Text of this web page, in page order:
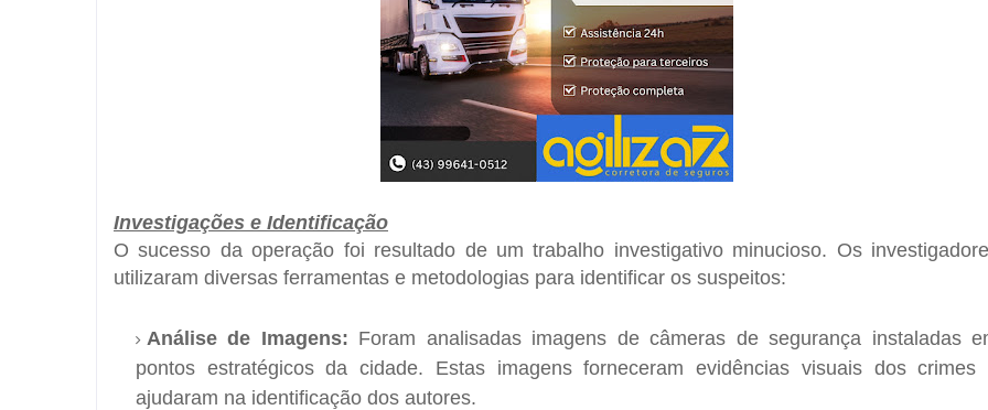
Investigações e Identificação
O sucesso da operação foi resultado de um trabalho investigativo minucioso. Os
utilizaram diversas ferramentas e metodologias para identificar os suspeitos:
Análise de Imagens: Foram analisadas imagens de câmeras de segurança instaladas
pontos estratégicos da cidade. Estas imagens forneceram evidências visuais dos crimes
ajudaram na identificação dos autores.